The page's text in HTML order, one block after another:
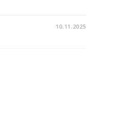
10.11.2025